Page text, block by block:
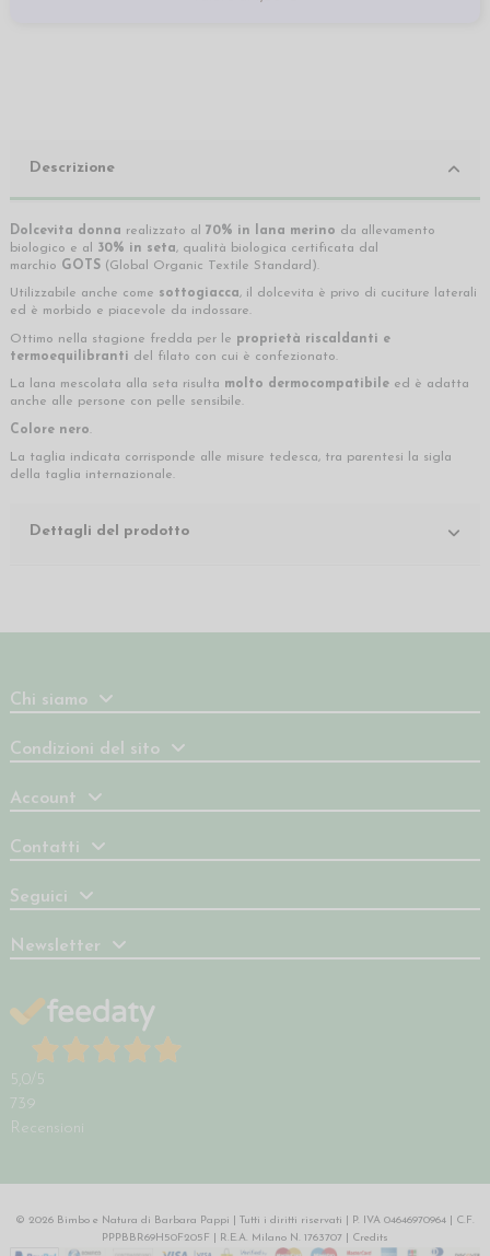
Descrizione
Dolcevita donna realizzato al 70% in lana merino da allevamento
biologico e al 30% in seta, qualità biologica certificata dal
marchio GOTS (Global Organic Textile Standard).
Utilizzabile anche come sottogiacca, il dolcevita è privo di cuciture laterali
ed è morbido e piacevole da indossare.
Ottimo nella stagione fredda per le proprietà riscaldanti e
termoequilibranti del filato con cui è confezionato.
La lana mescolata alla seta risulta molto dermocompatibile ed è adatta
anche alle persone con pelle sensibile.
Colore nero.
La taglia indicata corrisponde alle misure tedesca, tra parentesi la sigla
della taglia internazionale.
Dettagli del prodotto
Chi siamo
Condizioni del sito
Account
Contatti
Seguici
Newsletter
5,0 /5
739
Recensioni
© 2026 Bimbo e Natura di Barbara Pappi | Tutti i diritti riservati | P. IVA 04646970964 | C.F.
PPPBBR69H50F205F | R.E.A. Milano N. 1763707 | Credits